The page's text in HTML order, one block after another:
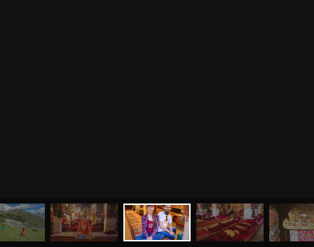
ЙОГА СЕМИНАРЫ МЕНЮ О НАС МАГАЗИН